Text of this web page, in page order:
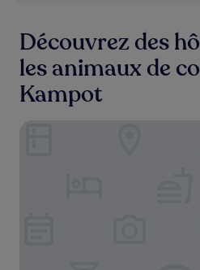
Découvrez des
les animaux de
Kampot
Marany Guesthouse